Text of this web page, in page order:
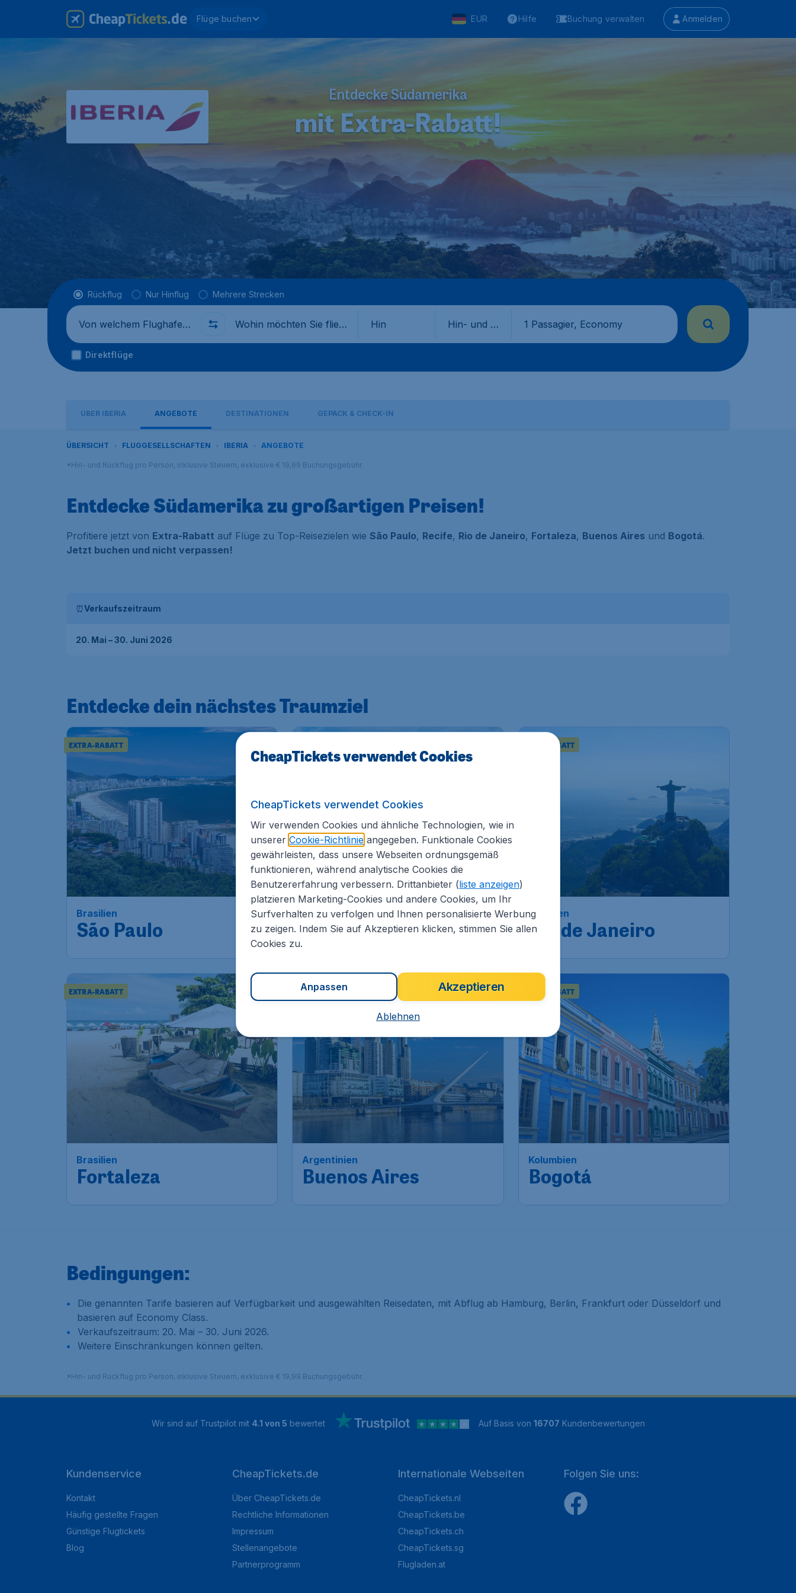
Flüge buchen EUR Hilfe Buchung verwalten Anmelden
Entdecke Südamerika
mit Extra-Rabatt!
Flugtyp
Rückflug Nur Hinflug Mehrere Strecken
Abflug von Wohin Hin
Hin- und Rü
1 Passagier, Economy
Direktflüge
ÜBER IBERIA ANGEBOTE DESTINATIONEN GEPÄCK & CHECK-IN
ÜBERSICHT FLUGGESELLSCHAFTEN IBERIA ANGEBOTE
*Hin- und Rückflug pro Person, inklusive Steuern, exklusive € 19,99 Buchungsgebühr.
Entdecke Südamerika zu großartigen Preisen!
Profitiere jetzt von Extra-Rabatt auf Flüge zu Top-Reisezielen wie São Paulo, Recife, Rio de Janeiro, Fortaleza, Buenos Aires und Bogotá.
Jetzt buchen und nicht verpassen!
⏰Verkaufszeitraum
20. Mai – 30. Juni 2026
Entdecke dein nächstes Traumziel
EXTRA-RABATT
Brasilien
São Paulo
Brasilien
Recife
EXTRA-RABATT
Brasilien
Rio de Janeiro
EXTRA-RABATT
Brasilien
Fortaleza
EXTRA-RABATT
Argentinien
Buenos Aires
EXTRA-RABATT
Kolumbien
Bogotá
Bedingungen:
Die genannten Tarife basieren auf Verfügbarkeit und ausgewählten Reisedaten, mit Abflug ab Hamburg, Berlin, Frankfurt oder Düsseldorf und
basieren auf Economy Class.
Verkaufszeitraum: 20. Mai – 30. Juni 2026.
Weitere Einschränkungen können gelten.
*Hin- und Rückflug pro Person, inklusive Steuern, exklusive € 19,99 Buchungsgebühr.
Wir sind auf Trustpilot mit 4.1 von 5 bewertet Auf Basis von 16707 Kundenbewertungen
Kundenservice
Kontakt
Häufig gestellte Fragen
Günstige Flugtickets
Blog
CheapTickets.de
Über CheapTickets.de
Rechtliche Informationen
Impressum
Stellenangebote
Partnerprogramm
Internationale Webseiten
CheapTickets.nl
CheapTickets.be
CheapTickets.ch
CheapTickets.sg
Flugladen.at
Folgen Sie uns:
CheapTickets verwendet Cookies
CheapTickets verwendet Cookies
Wir verwenden Cookies und ähnliche Technologien, wie in
unserer Cookie-Richtlinieangegeben. Funktionale Cookies
gewährleisten, dass unsere Webseiten ordnungsgemäß
funktionieren, während analytische Cookies die
Benutzererfahrung verbessern. Drittanbieter (liste anzeigen)
platzieren Marketing-Cookies und andere Cookies, um Ihr
Surfverhalten zu verfolgen und Ihnen personalisierte Werbung
zu zeigen. Indem Sie auf Akzeptieren klicken, stimmen Sie allen
Cookies zu.
Akzeptieren
Anpassen
Ablehnen